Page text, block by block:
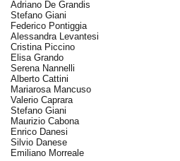
Adriano De Grandis
Stefano Giani
Federico Pontiggia
Alessandra Levantesi
Cristina Piccino
Elisa Grando
Serena Nannelli
Alberto Cattini
Mariarosa Mancuso
Valerio Caprara
Stefano Giani
Maurizio Cabona
Enrico Danesi
Silvio Danese
Emiliano Morreale